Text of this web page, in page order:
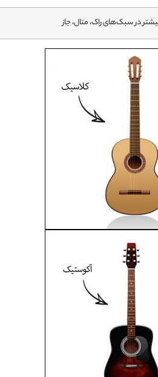
در سبک‌های راک، متال، جاز